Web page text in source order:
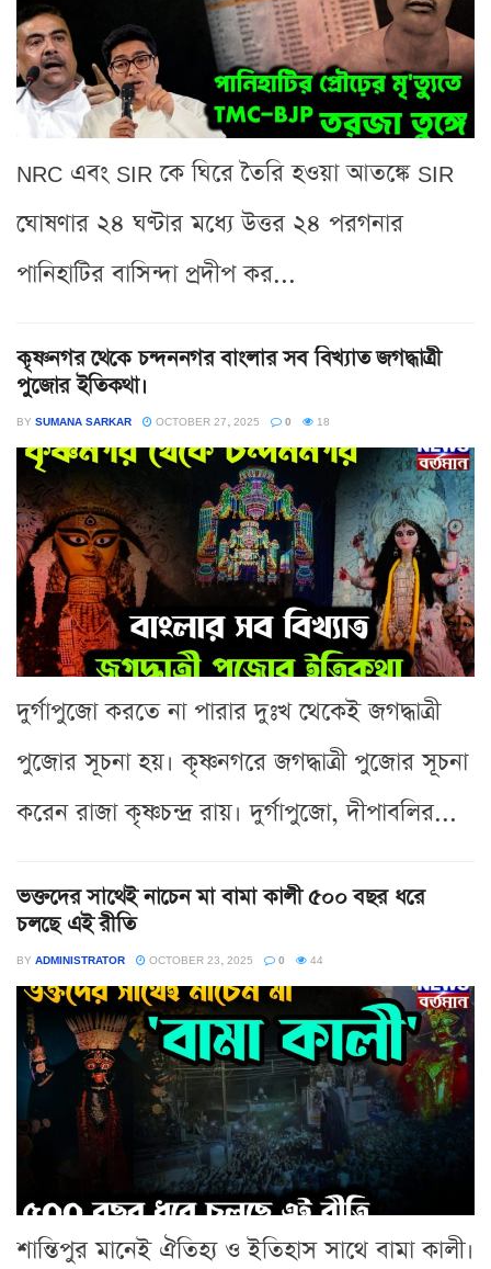
NRC এবং SIR কে ঘিরে তৈরি হওয়া আতঙ্কে SIR
ঘোষণার ২৪ ঘণ্টার মধ্যে উত্তর ২৪ পরগনার
পানিহাটির বাসিন্দা প্রদীপ কর...
কৃষ্ণনগর থেকে চন্দননগর বাংলার সব বিখ্যাত জগদ্ধাত্রী
পুজোর ইতিকথা।
BY SUMANA SARKAR OCTOBER 27, 2025 0 18
দুর্গাপুজো করতে না পারার দুঃখ থেকেই জগদ্ধাত্রী
পুজোর সূচনা হয়। কৃষ্ণনগরে জগদ্ধাত্রী পুজোর সূচনা
করেন রাজা কৃষ্ণচন্দ্র রায়। দুর্গাপুজো, দীপাবলির...
ভক্তদের সাথেই নাচেন মা বামা কালী ৫০০ বছর ধরে
চলছে এই রীতি
BY ADMINISTRATOR OCTOBER 23, 2025 0 44
শান্তিপুর মানেই ঐতিহ্য ও ইতিহাস সাথে বামা কালী।